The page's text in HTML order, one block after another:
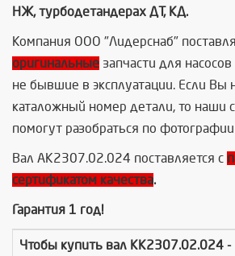
НЖ, турбодетандерах ДТ, КД.
Компания ООО "Лидерснаб"
оригинальные запчасти для
не бывшие в эксплуатации. Если Вы
каталожный номер детали, то наши
помогут разобраться по
Вал АК2307.02.024 поставляется с
сертификатом качества.
Гарантия 1 год!
Чтобы купить вал КК2307.02.024 -